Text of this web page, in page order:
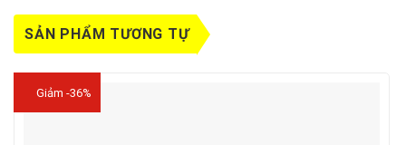
SẢN PHẨM TƯƠNG TỰ
Giảm -36%